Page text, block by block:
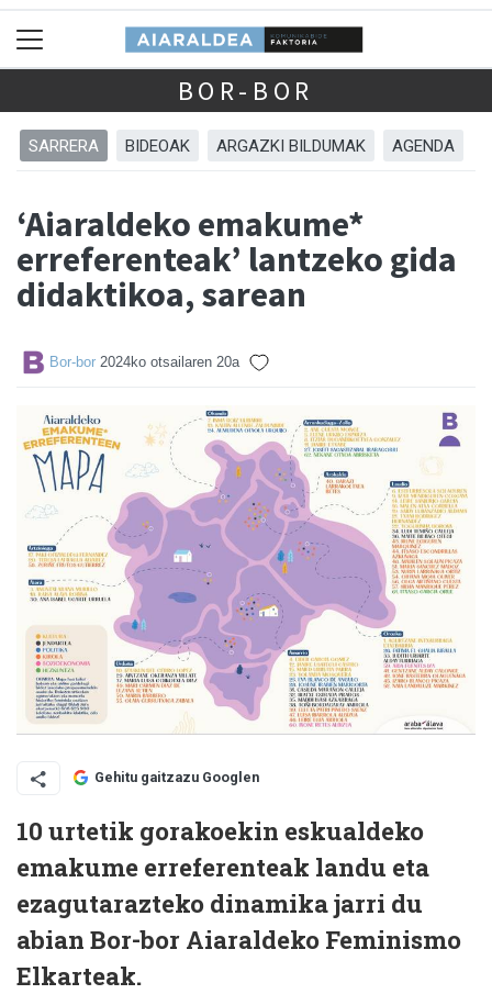
BOR-BOR
SARRERA BIDEOAK ARGAZKI BILDUMAK AGENDA
‘Aiaraldeko emakume*
erreferenteak’ lantzeko gida
didaktikoa, sarean
Bor-bor 2024ko otsailaren 20a
Gehitu gaitzazu Googlen
10 urtetik gorakoekin eskualdeko
emakume erreferenteak landu eta
ezagutarazteko dinamika jarri du
abian Bor-bor Aiaraldeko Feminismo
Elkarteak.